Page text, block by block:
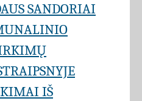
SANDORIAI
IŠ